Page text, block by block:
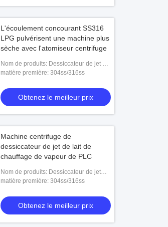
L'écoulement concourant SS316
LPG pulvérisent une machine plus
sèche avec l'atomiseur centrifuge
Nom de produits: Dessiccateur de jet de
LPG pour le café soluble
matière première: 304ss/316ss
Obtenez le meilleur prix
Machine centrifuge de
dessiccateur de jet de lait de
chauffage de vapeur de PLC
Nom de produits: Dessiccateur de jet
centrifuge
matière première: 304ss/316ss
Obtenez le meilleur prix